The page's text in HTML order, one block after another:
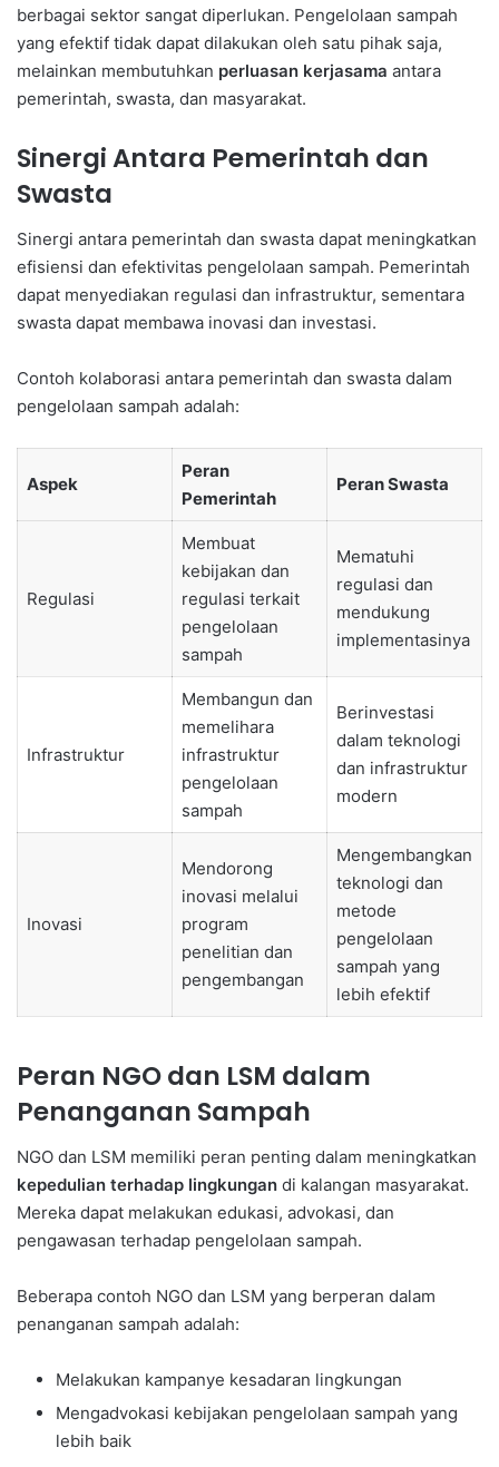
berbagai sektor sangat diperlukan. Pengelolaan sampah
yang efektif tidak dapat dilakukan oleh satu pihak saja,
melainkan membutuhkan perluasan kerjasama antara
pemerintah, swasta, dan masyarakat.
Sinergi Antara Pemerintah dan
Swasta
Sinergi antara pemerintah dan swasta dapat meningkatkan
efisiensi dan efektivitas pengelolaan sampah. Pemerintah
dapat menyediakan regulasi dan infrastruktur, sementara
swasta dapat membawa inovasi dan investasi.
Contoh kolaborasi antara pemerintah dan swasta dalam
pengelolaan sampah adalah:
Aspek
Peran
Pemerintah
Peran Swasta
Regulasi
Membuat
kebijakan dan
regulasi terkait
pengelolaan
sampah
Mematuhi
regulasi dan
mendukung
implementasinya
Infrastruktur
Membangun dan
memelihara
infrastruktur
pengelolaan
sampah
Berinvestasi
dalam teknologi
dan infrastruktur
modern
Inovasi
Mendorong
inovasi melalui
program
penelitian dan
pengembangan
Mengembangkan
teknologi dan
metode
pengelolaan
sampah yang
lebih efektif
Peran NGO dan LSM dalam
Penanganan Sampah
NGO dan LSM memiliki peran penting dalam meningkatkan
kepedulian terhadap lingkungan di kalangan masyarakat.
Mereka dapat melakukan edukasi, advokasi, dan
pengawasan terhadap pengelolaan sampah.
Beberapa contoh NGO dan LSM yang berperan dalam
penanganan sampah adalah:
Melakukan kampanye kesadaran lingkungan
Mengadvokasi kebijakan pengelolaan sampah yang
lebih baik